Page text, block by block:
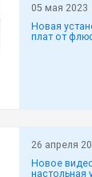
05 мая 2023
Новая
плат от
26 апреля
Новое
настольная